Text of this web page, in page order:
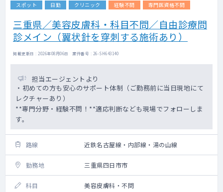
スポット 日勤 クリニック 経験不問 専門医資格不問
三重県／美容皮膚科・科目不問／自由診療問
診メイン（翼状針を穿刺する施術あり）
掲載更新日 : 2026年08月06日 案件番号 : 26-SH643140
担当エージェントより
・初めての方も安心のサポート体制（ご勤務前に当日現地にて
レクチャーあり）
**専門分野・経験不問！**適応判断なども現場でフォローしま
す。
路線 近鉄名古屋線・内部線・湯の山線
勤務地 三重県四日市市
科目 美容皮膚科・不問